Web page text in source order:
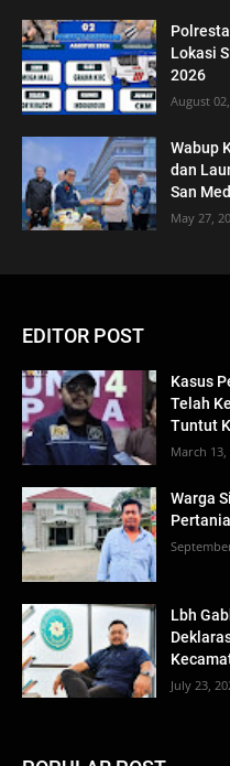
Lokasi
2026
August
Wabup
dan
San
May 27,
EDITOR POST
Kasus
Telah
Tuntut
March 13,
Warga
Lbh
July 23,